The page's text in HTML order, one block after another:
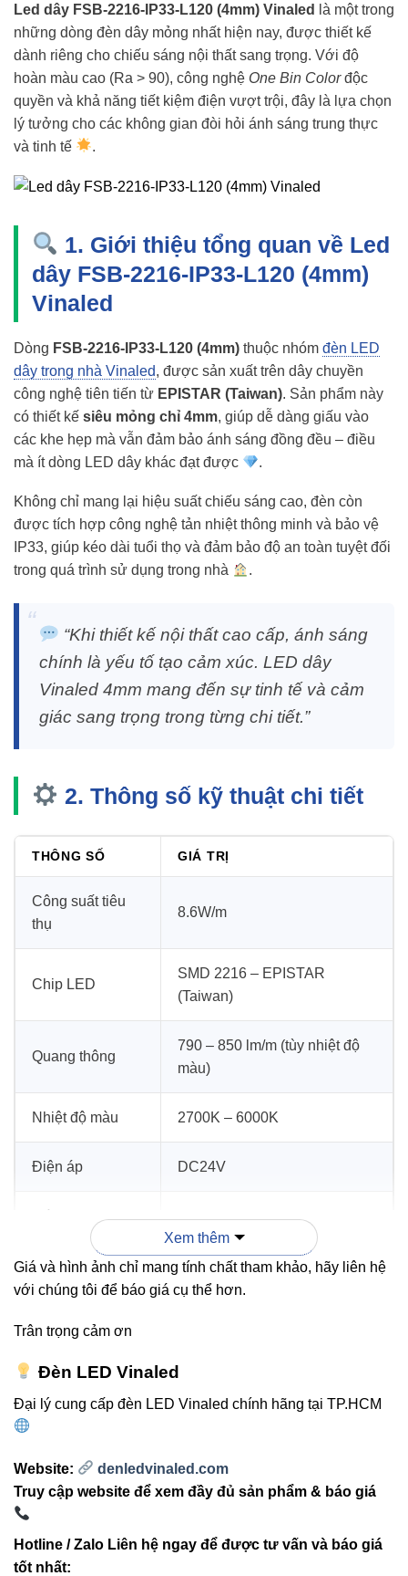
Led dây FSB-2216-IP33-L120 (4mm) Vinaled
là một trong
những dòng đèn dây mỏng nhất hiện nay, được thiết kế
dành riêng cho chiếu sáng nội thất sang trọng. Với độ
hoàn màu cao (Ra > 90), công nghệ One Bin Colorđộc
quyền và khả năng tiết kiệm điện vượt trội, đây là lựa chọn
lý tưởng cho các không gian đòi hỏi ánh sáng trung thực
và tinh tế
.
1. Giới thiệu tổng quan về Led
dây FSB-2216-IP33-L120 (4mm)
Vinaled
Dòng FSB-2216-IP33-L120 (4mm) thuộc nhóm đèn LED
dây trong nhà Vinaled, được sản xuất trên dây chuyền
công nghệ tiên tiến từ EPISTAR (Taiwan). Sản phẩm này
có thiết kế siêu mỏng chỉ 4mm, giúp dễ dàng giấu vào
các khe hẹp mà vẫn đảm bảo ánh sáng đồng đều – điều
mà ít dòng LED dây khác đạt được
.
Không chỉ mang lại hiệu suất chiếu sáng cao, đèn còn
được tích hợp công nghệ tản nhiệt thông minh và bảo vệ
IP33, giúp kéo dài tuổi thọ và đảm bảo độ an toàn tuyệt đối
trong quá trình sử dụng trong nhà
.
“Khi thiết kế nội thất cao cấp, ánh sáng
chính là yếu tố tạo cảm xúc. LED dây
Vinaled 4mm mang đến sự tinh tế và cảm
giác sang trọng trong từng chi tiết.”
2. Thông số kỹ thuật chi tiết
THÔNG SỐ GIÁ TRỊ
Công suất tiêu
thụ
8.6W/m
Chip LED
SMD 2216 – EPISTAR
(Taiwan)
Quang thông
790 – 850 lm/m (tùy nhiệt độ
màu)
Nhiệt độ màu 2700K – 6000K
Điện áp DC24V
Số lượng LED 120 LED/m
Khoảng cách
LED
8.33 mm
Đoạn cắt
Xem thêm
Giá và hình ảnh chỉ mang tính chất tham khảo, hãy liên hệ
với chúng tôi để báo giá cụ thể hơn.
Trân trọng cảm ơn
Đèn LED Vinaled
Đại lý cung cấp đèn LED Vinaled chính hãng tại TP.HCM
Website:
denledvinaled.com
Truy cập website để xem đầy đủ sản phẩm & báo giá
Hotline / Zalo Liên hệ ngay để được tư vấn và báo giá
tốt nhất: